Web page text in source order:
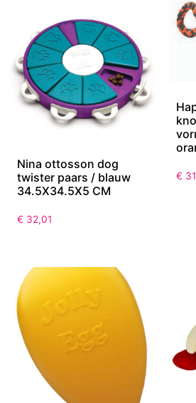
Nina ottosson dog
twister paars / blauw
34.5X34.5X5 CM
€ 32,01
€